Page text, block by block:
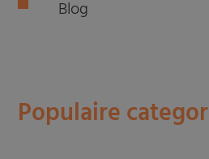
Blog
Populaire